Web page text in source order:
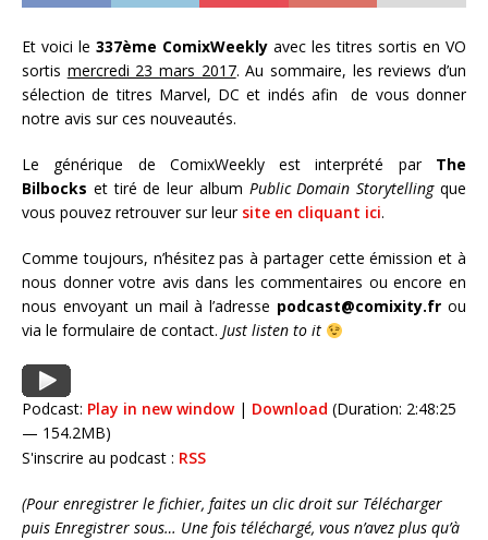
Et voici le 337ème ComixWeekly avec les titres sortis en VO
sortis mercredi 23 mars 2017. Au sommaire, les reviews d’un
sélection de titres Marvel, DC et indés afin de vous donner
notre avis sur ces nouveautés.
Le générique de ComixWeekly est interprété par The
Bilbocks et tiré de leur album Public Domain Storytellingque
vous pouvez retrouver sur leursite en cliquant ici.
Comme toujours, n’hésitez pas à partager cette émission et à
nous donner votre avis dans les commentaires ou encore en
nous envoyant un mail à l’adresse podcast@comixity.fr ou
via le formulaire de contact. Just listen to it
Podcast: Play in new window| Download (Duration: 2:48:25
— 154.2MB)
S'inscrire au podcast : RSS
(Pour enregistrer le fichier, faites un clic droit sur Télécharger
puis Enregistrer sous… Une fois téléchargé, vous n’avez plus qu’à